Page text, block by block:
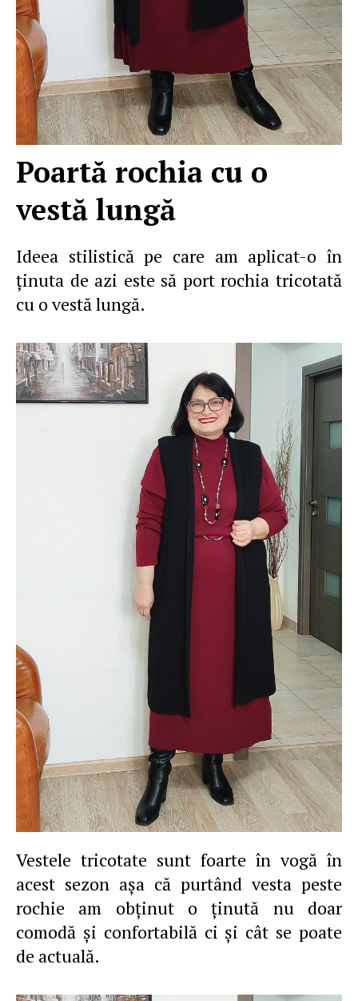
Poartă rochia cu o
vestă lungă
Ideea stilistică pe care am aplicat-o în
ţinuta de azi este să port rochia tricotată
cu o vestă lungă.
Vestele tricotate sunt foarte în vogă în
acest sezon aşa că purtând vesta peste
rochie am obţinut o ţinută nu doar
comodă şi confortabilă ci şi cât se poate
de actuală.